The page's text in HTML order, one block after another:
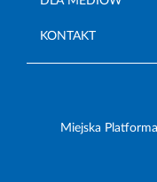
KONTAKT
Miejska